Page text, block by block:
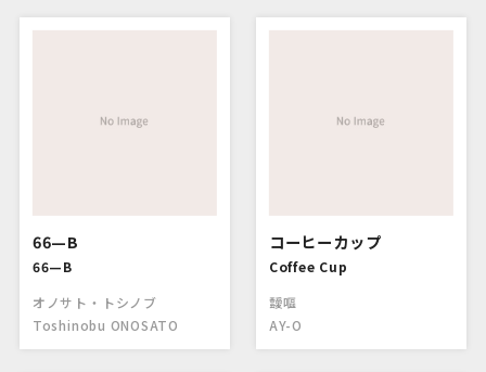
66—B
66—B
オノサト・トシノブ
Toshinobu ONOSATO
コーヒーカップ
Coffee Cup
靉嘔
AY-O